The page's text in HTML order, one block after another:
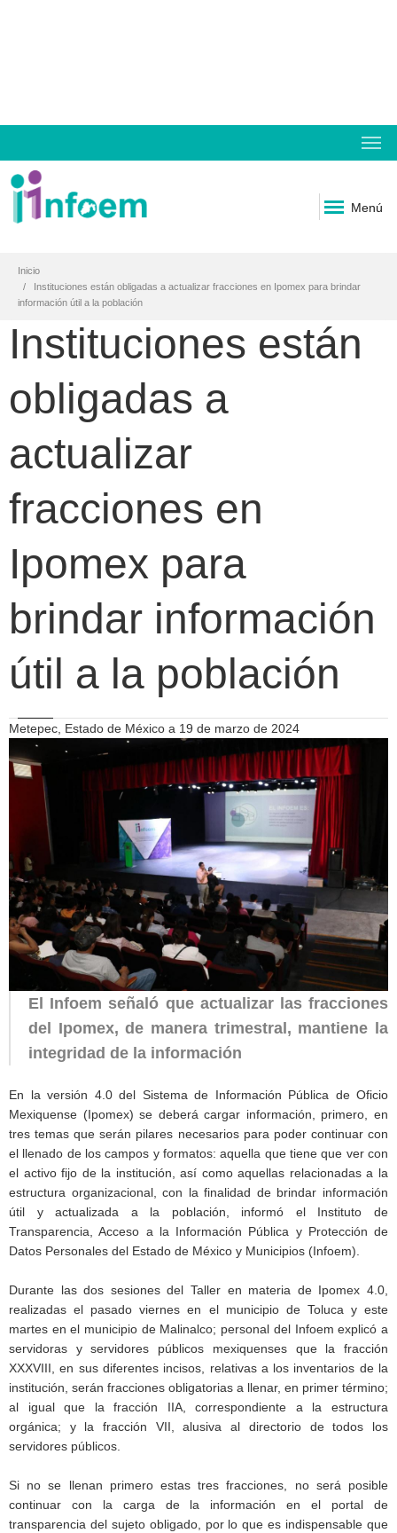
Menú
Inicio
Instituciones están obligadas a actualizar fracciones en Ipomex para brindar
información útil a la población
Instituciones están
obligadas a
actualizar
fracciones en
Ipomex para
brindar información
útil a la población
Metepec, Estado de México a 19 de marzo de 2024
El Infoem señaló que actualizar las fracciones
del Ipomex, de manera trimestral, mantiene la
integridad de la información
En la versión 4.0 del Sistema de Información Pública de Oficio
Mexiquense (Ipomex) se deberá cargar información, primero, en
tres temas que serán pilares necesarios para poder continuar con
el llenado de los campos y formatos: aquella que tiene que ver con
el activo fijo de la institución, así como aquellas relacionadas a la
estructura organizacional, con la finalidad de brindar información
útil y actualizada a la población, informó el Instituto de
Transparencia, Acceso a la Información Pública y Protección de
Datos Personales del Estado de México y Municipios (Infoem).
Durante las dos sesiones del Taller en materia de Ipomex 4.0,
realizadas el pasado viernes en el municipio de Toluca y este
martes en el municipio de Malinalco; personal del Infoem explicó a
servidoras y servidores públicos mexiquenses que la fracción
XXXVIII, en sus diferentes incisos, relativas a los inventarios de la
institución, serán fracciones obligatorias a llenar, en primer término;
al igual que la fracción IIA, correspondiente a la estructura
orgánica; y la fracción VII, alusiva al directorio de todos los
servidores públicos.
Si no se llenan primero estas tres fracciones, no será posible
continuar con la carga de la información en el portal de
transparencia del sujeto obligado, por lo que es indispensable que